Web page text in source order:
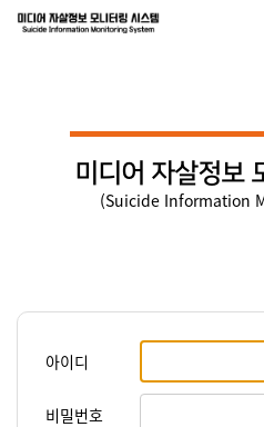
미디어 자살정보
(Suicide Information
아이디
비밀번호